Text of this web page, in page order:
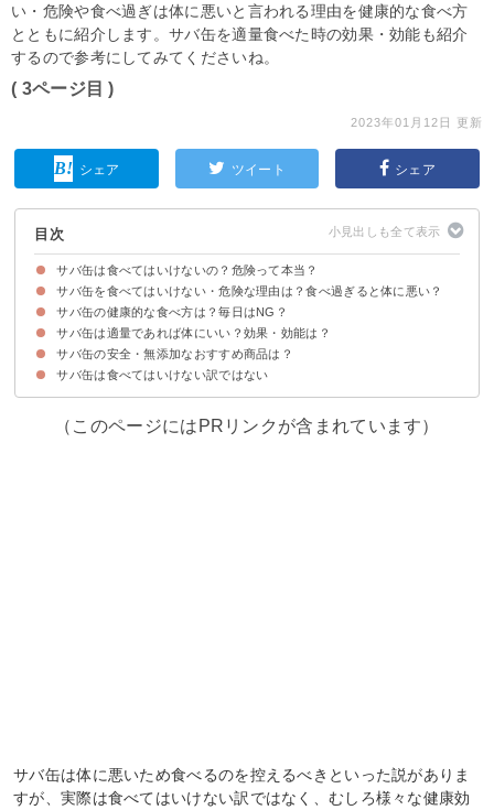
い・危険や食べ過ぎは体に悪いと言われる理由を健康的な食べ方
とともに紹介します。サバ缶を適量食べた時の効果・効能も紹介
するので参考にしてみてくださいね。
( 3ページ目 )
2023年01月12日 更新
シェア ツイート シェア
目次
サバ缶は食べてはいけないの？危険って本当？
サバ缶を食べてはいけない・危険な理由は？食べ過ぎると体に悪い？
懸念点①寄生虫「アニサキス」の混入の可能性
懸念点②カロリー・塩分やプリン体の摂り過ぎ
懸念点③缶のBPA（コーティング剤）
懸念点④水銀
サバ缶の健康的な食べ方は？毎日はNG？
サバ缶は1日あたり1缶までを目安にする
サバ缶は適量であれば体にいい？効果・効能は？
サバ缶の安全・無添加なおすすめ商品は？
①食塩不使用サバ缶詰 伊藤食品 国産鯖 1ケース(24缶セット)（5,724円）
②さば缶 味付 190g【創健社】（324円）
③若狭 田村長 鯖の缶詰 醤油味（昆布入）135g（540円）
サバ缶は食べてはいけない訳ではない
（このページにはPRリンクが含まれています）
サバ缶は体に悪いため食べるのを控えるべきといった説がありま
すが、実際は食べてはいけない訳ではなく、むしろ様々な健康効